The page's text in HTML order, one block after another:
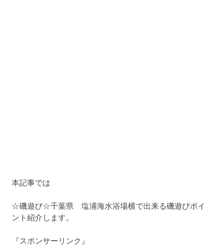
本記事では
☆磯遊び☆千葉県 塩浦海水浴場横で出来る磯遊びポイ
ント紹介します。
『スポンサーリンク』